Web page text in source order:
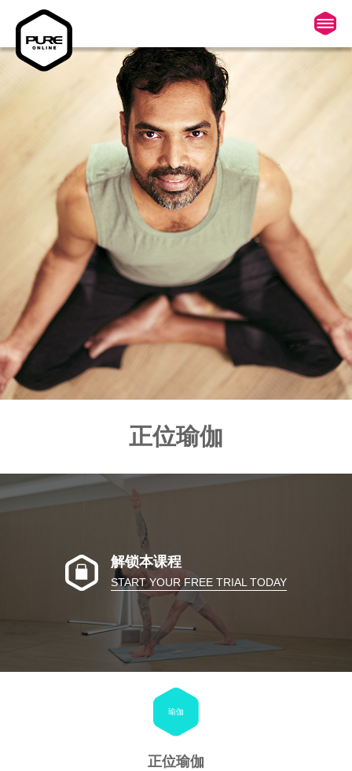
正位瑜伽
解锁本课程
START YOUR FREE TRIAL TODAY
瑜伽
正位瑜伽